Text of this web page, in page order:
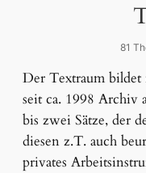
81
Der Textraum bildet
seit ca. 1998 Archiv
bis zwei Sätze, der
diesen z.T. auch
privates